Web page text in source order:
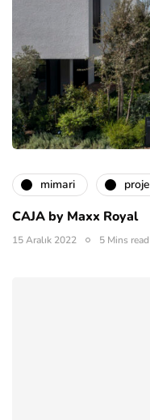
mimari proje
CAJA by Maxx Royal
15 Aralık 2022 5 Mins read